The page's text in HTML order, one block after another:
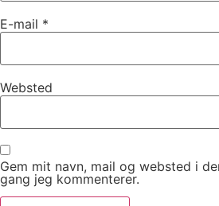
E-mail *
Websted
Gem mit navn, mail og websted i
gang jeg kommenterer.